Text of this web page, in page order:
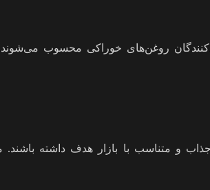
روغن‌های خوراکی محسوب
و متناسب با بازار هدف داشته باشند.